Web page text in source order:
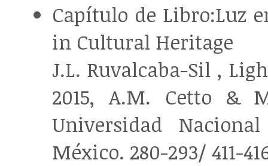
Capítulo de Libro:Luz
in Cultural Heritage
J.L. Ruvalcaba-Sil ,
2015, A.M. Cetto &
Universidad
México. 280-293/ 411-